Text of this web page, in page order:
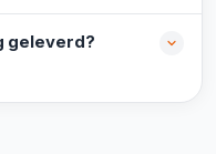
geleverd?